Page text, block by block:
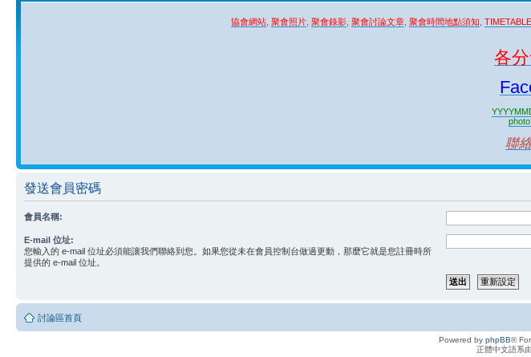
協會網站 聚會照片 聚會錄影 聚會討論文章 聚會時間地點須知 TIMETABLE
各
聯
發送會員密碼
會員名稱:
E-mail 位址:
您輸入的 e-mail 位址必須能讓我們聯絡到您。如果您從未在會員控制台做過更動，那麼它就是您註冊時所
提供的 e-mail 位址。
討論區首頁
Powered by phpBB®
正體中文語系由